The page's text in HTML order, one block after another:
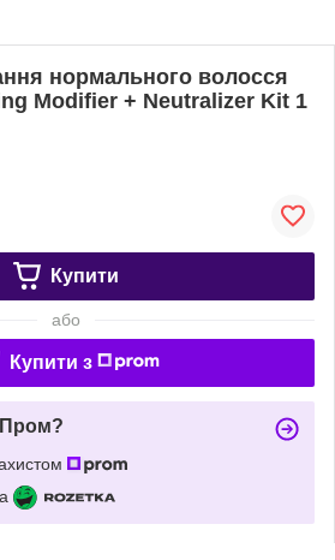
нормального волосся
Modifier + Neutralizer Kit 1
Купити
або
Купити з
Пром?